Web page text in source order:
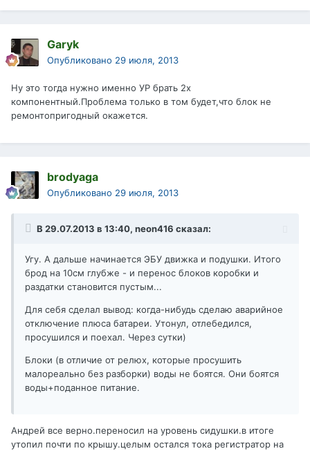
Garyk
Опубликовано 29 июля, 2013
Ну это тогда нужно именно УР брать 2х
компонентный.Проблема только в том будет,что блок не
ремонтопригодный окажется.
brodyaga
Опубликовано 29 июля, 2013
В 29.07.2013 в 13:40, neon416 сказал:
Угу. А дальше начинается ЭБУ движка и подушки. Итого
брод на 10см глубже - и перенос блоков коробки и
раздатки становится пустым...
Для себя сделал вывод: когда-нибудь сделаю аварийное
отключение плюса батареи. Утонул, отлебедился,
просушился и поехал. Через сутки)
Блоки (в отличие от релюх, которые просушить
малореально без разборки) воды не боятся. Они боятся
воды+поданное питание.
Андрей все верно.переносил на уровень сидушки.в итоге
утопил почти по крышу.целым остался тока регистратор на